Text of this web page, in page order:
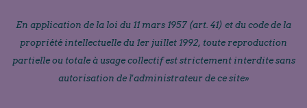
En application de la loi du 11 mars 1957 (art. 41) et du code de la
propriété intellectuelle du 1er juillet 1992, toute reproduction
partielle ou totale à usage collectif est strictement interdite sans
autorisation de l'administrateur de ce site»